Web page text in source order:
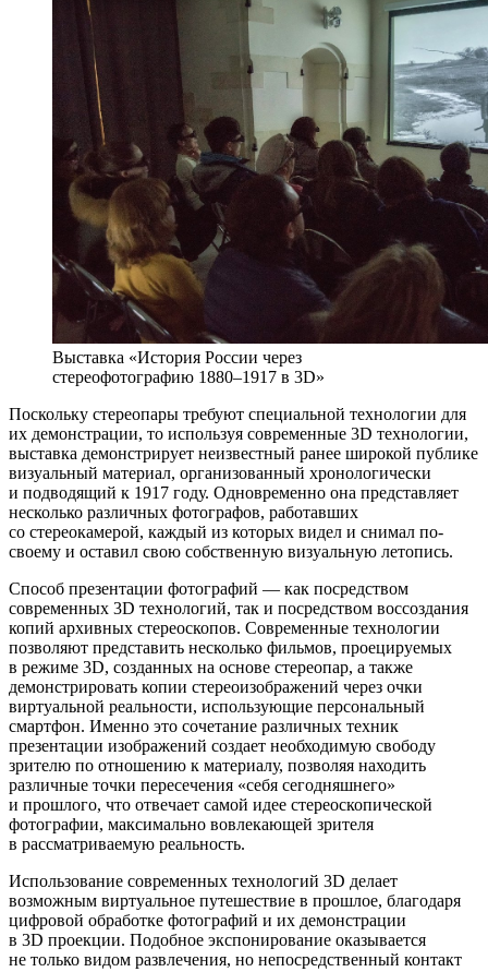
Выставка «История России через
стереофотографию 1880–1917 в 3D»
Поскольку стереопары требуют специальной технологии для
их демонстрации, то используя современные 3D технологии,
выставка демонстрирует неизвестный ранее широкой публике
визуальный материал, организованный хронологически
и подводящий к 1917 году. Одновременно она представляет
несколько различных фотографов, работавших
со стереокамерой, каждый из которых видел и снимал по-
своему и оставил свою собственную визуальную летопись.
Способ презентации фотографий — как посредством
современных 3D технологий, так и посредством воссоздания
копий архивных стереоскопов. Современные технологии
позволяют представить несколько фильмов, проецируемых
в режиме 3D, созданных на основе стереопар, а также
демонстрировать копии стереоизображений через очки
виртуальной реальности, использующие персональный
смартфон. Именно это сочетание различных техник
презентации изображений создает необходимую свободу
зрителю по отношению к материалу, позволяя находить
различные точки пересечения «себя сегодняшнего»
и прошлого, что отвечает самой идее стереоскопической
фотографии, максимально вовлекающей зрителя
в рассматриваемую реальность.
Использование современных технологий 3D делает
возможным виртуальное путешествие в прошлое, благодаря
цифровой обработке фотографий и их демонстрации
в 3D проекции. Подобное экспонирование оказывается
не только видом развлечения, но непосредственный контакт